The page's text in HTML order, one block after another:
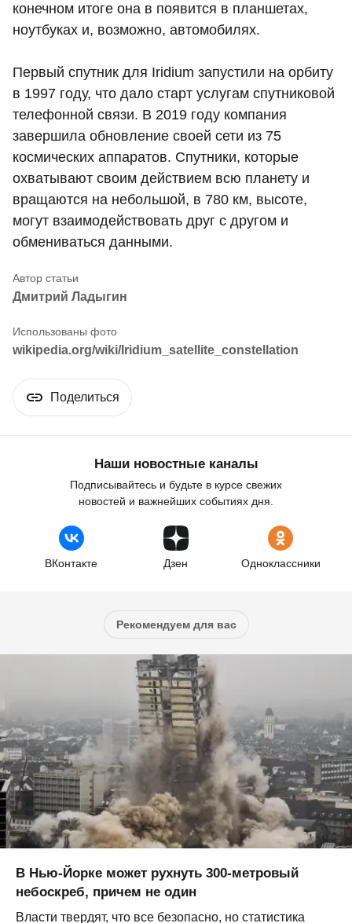
конечном итоге она в появится в планшетах,
ноутбуках и, возможно, автомобилях.
Первый спутник для Iridium запустили на орбиту
в 1997 году, что дало старт услугам спутниковой
телефонной связи. В 2019 году компания
завершила обновление своей сети из 75
космических аппаратов. Спутники, которые
охватывают своим действием всю планету и
вращаются на небольшой, в 780 км, высоте,
могут взаимодействовать друг с другом и
обмениваться данными.
Дмитрий Ладыгин
wikipedia.org/wiki/Iridium_satellite_constellation
Поделиться
Наши новостные каналы
Подписывайтесь и будьте в курсе свежих
новостей и важнейших событиях дня.
ВКонтакте Дзен Одноклассники
Рекомендуем для вас
В Нью-Йорке может рухнуть 300-метровый
небоскреб, причем не один
Власти твердят, что все безопасно, но статистика